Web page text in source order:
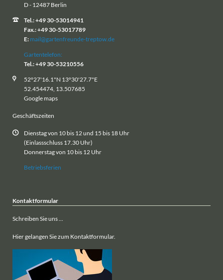
D - 12487 Berlin
Tel.: +49 30-53014941
Fax.: +49 30-53017789
E: mail@gartenfreunde-treptow.de
Gartentelefon:
Tel.: +49 30-53210556
52°27'16.1"N 13°30'27.7"E
52.454474, 13.507685
Google maps
Geschäftszeiten
Dienstag von 10 bis 12 und 15 bis 18 Uhr
(Einlassschluss 17.30 Uhr)
Donnerstag von 10 bis 12 Uhr
Betriebsferien
Kontaktformular
Schreiben Sie uns ...
Hier gelangen Sie zum Kontaktformular.